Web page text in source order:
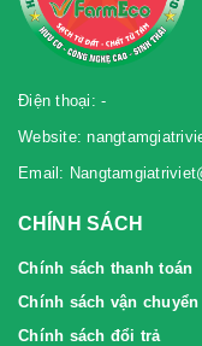
Điện thoại: -
Website:
Email:
CHÍNH SÁCH
Chính sách thanh toán
Chính sách vận chuyển
Chính sách đổi trả